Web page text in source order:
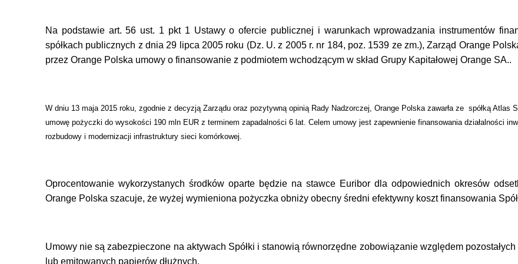
Na podstawie art. 56 ust. 1 pkt 1 Ustawy o ofercie publicznej i warunkach wprowadzania instrumentów
spółkach publicznych z dnia 29 lipca 2005 roku (Dz. U. z 2005 r. nr 184, poz. 1539 ze zm.), Zarząd Orange
przez Orange Polska umowy o finansowanie z podmiotem wchodzącym w skład Grupy Kapitałowej Orange SA..
W dniu 13 maja 2015 roku, zgodnie z decyzją Zarządu oraz pozytywną opinią Rady Nadzorczej, Orange Polska zawarła ze spółką
umowę pożyczki do wysokości 190 mln EUR z terminem zapadalności 6 lat. Celem umowy jest zapewnienie finansowania działalności
rozbudowy i modernizacji infrastruktury sieci komórkowej.
Oprocentowanie wykorzystanych środków oparte będzie na stawce Euribor dla odpowiednich okresów
Orange Polska szacuje, że wyżej wymieniona pożyczka obniży obecny średni efektywny koszt finansowania
Umowy nie są zabezpieczone na aktywach Spółki i stanowią równorzędne zobowiązanie względem
lub emitowanych papierów dłużnych.